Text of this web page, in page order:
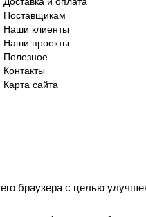
Поставщикам
Наши клиенты
Наши проекты
Полезное
Контакты
Карта сайта
браузера с целью